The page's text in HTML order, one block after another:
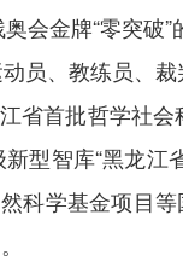
会金牌“零突
员、教练员、裁
首批哲学社
型智库“黑龙
科学基金项目